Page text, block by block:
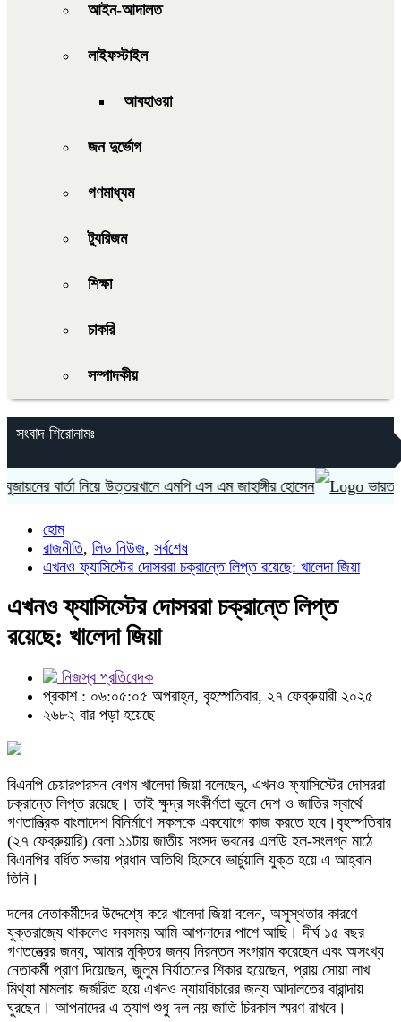
আইন-আদালত
লাইফস্টাইল
আবহাওয়া
জন দুর্ভোগ
গণমাধ্যম
ট্যুরিজম
শিক্ষা
চাকরি
সম্পাদকীয়
সংবাদ শিরোনামঃ
বার্তা নিয়ে উত্তরখানে এমপি এস এম জাহাঙ্গীর হোসেন ভারত
হোম
রাজনীতি, লিড নিউজ, সর্বশেষ
এখনও ফ্যাসিস্টের দোসররা চক্রান্তে লিপ্ত রয়েছে: খালেদা জিয়া
এখনও ফ্যাসিস্টের দোসররা চক্রান্তে লিপ্ত
রয়েছে: খালেদা জিয়া
নিজস্ব প্রতিবেদক
প্রকাশ : ০৬:০৫:০৫ অপরাহ্ন, বৃহস্পতিবার, ২৭ ফেব্রুয়ারী ২০২৫
২৬৮২ বার পড়া হয়েছে
বিএনপি চেয়ারপারসন বেগম খালেদা জিয়া বলেছেন, এখনও ফ্যাসিস্টের দোসররা
চক্রান্তে লিপ্ত রয়েছে। তাই ক্ষুদ্র সংকীর্ণতা ভুলে দেশ ও জাতির স্বার্থে
গণতান্ত্রিক বাংলাদেশ বিনির্মাণে সকলকে একযোগে কাজ করতে হবে।বৃহস্পতিবার
(২৭ ফেব্রুয়ারি) বেলা ১১টায় জাতীয় সংসদ ভবনের এলডি হল-সংলগ্ন মাঠে
বিএনপির বর্ধিত সভায় প্রধান অতিথি হিসেবে ভার্চুয়ালি যুক্ত হয়ে এ আহ্বান
তিনি।
দলের নেতাকর্মীদের উদ্দেশ্যে করে খালেদা জিয়া বলেন, অসুস্থতার কারণে
যুক্তরাজ্যে থাকলেও সবসময় আমি আপনাদের পাশে আছি। দীর্ঘ ১৫ বছর
গণতন্ত্রের জন্য, আমার মুক্তির জন্য নিরন্তন সংগ্রাম করেছেন এবং অসংখ্য
নেতাকর্মী প্রাণ দিয়েছেন, জুলুম নির্যাতনের শিকার হয়েছেন, প্রায় সোয়া লাখ
মিথ্যা মামলায় জর্জরিত হয়ে এখনও ন্যায়বিচারের জন্য আদালতের বারান্দায়
ঘুরছেন। আপনাদের এ ত্যাগ শুধু দল নয় জাতি চিরকাল স্মরণ রাখবে।